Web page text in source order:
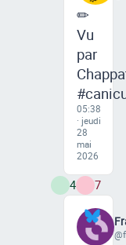
✏
Vu
par
05:38
· jeudi
28
mai
2026
4 7